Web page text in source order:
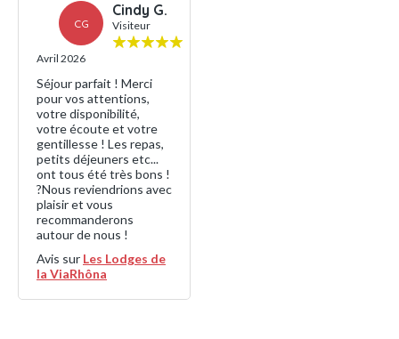
CG
Cindy G.
Visiteur
Avril 2026
Séjour parfait ! Merci
pour vos attentions,
votre disponibilité,
votre écoute et votre
gentillesse ! Les repas,
petits déjeuners etc...
ont tous été très bons !
?Nous reviendrions avec
plaisir et vous
recommanderons
autour de nous !
Avis sur Les Lodges de
la ViaRhôna